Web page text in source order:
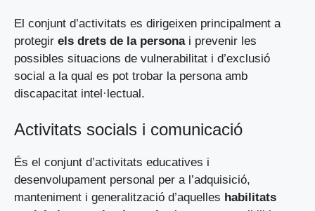
El conjunt d’activitats es dirigeixen principalment a
protegir els drets de la personai prevenir les
possibles situacions de vulnerabilitat i d’exclusió
social a la qual es pot trobar la persona amb
discapacitat intel·lectual.
Activitats socials i comunicació
És el conjunt d’activitats educatives i
desenvolupament personal per a l’adquisició,
manteniment i generalització d’aquelles habilitats